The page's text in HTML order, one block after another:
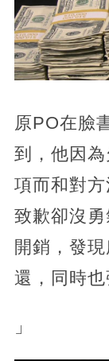
原PO在臉
到，他因
項而和對
致歉卻沒
開銷，發
還，同時也
」